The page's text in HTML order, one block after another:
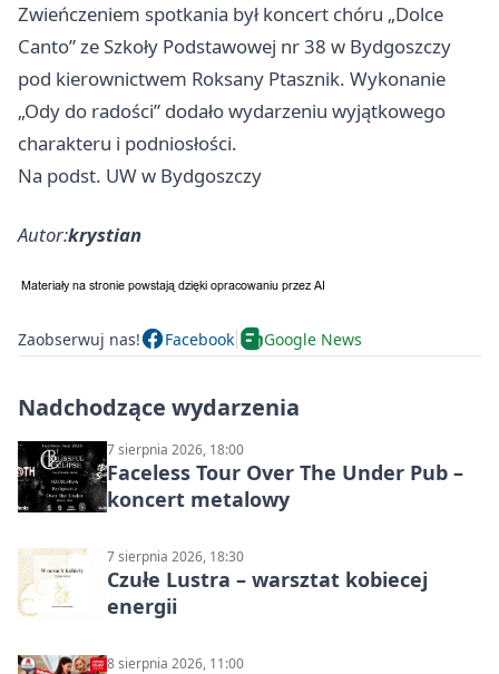
Zwieńczeniem spotkania był koncert chóru „Dolce
Canto” ze Szkoły Podstawowej nr 38 w Bydgoszczy
pod kierownictwem Roksany Ptasznik. Wykonanie
„Ody do radości” dodało wydarzeniu wyjątkowego
charakteru i podniosłości.
Na podst. UW w Bydgoszczy
Autor:krystian
Zaobserwuj nas! Facebook Google News
Nadchodzące wydarzenia
7 sierpnia 2026, 18:00
Faceless Tour Over The Under Pub –
koncert metalowy
7 sierpnia 2026, 18:30
Czułe Lustra – warsztat kobiecej
energii
8 sierpnia 2026, 11:00